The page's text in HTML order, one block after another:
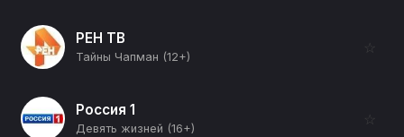
РЕН ТВ
Тайны Чапман (12+)
☆
Россия 1
Девять жизней (16+)
☆